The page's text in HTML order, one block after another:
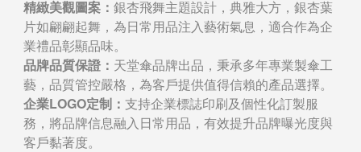
精緻美觀圖案： 銀杏飛舞主題設計，典雅大方，銀杏葉
片如翩翩起舞，為日常用品注入藝術氣息，適合作為企
業禮品彰顯品味。
品牌品質保證： 天堂傘品牌出品，秉承多年專業製傘工
藝，品質管控嚴格，為客戶提供值得信賴的產品選擇。
企業LOGO定制： 支持企業標誌印刷及個性化訂製服
務，將品牌信息融入日常用品，有效提升品牌曝光度與
客戶黏著度。